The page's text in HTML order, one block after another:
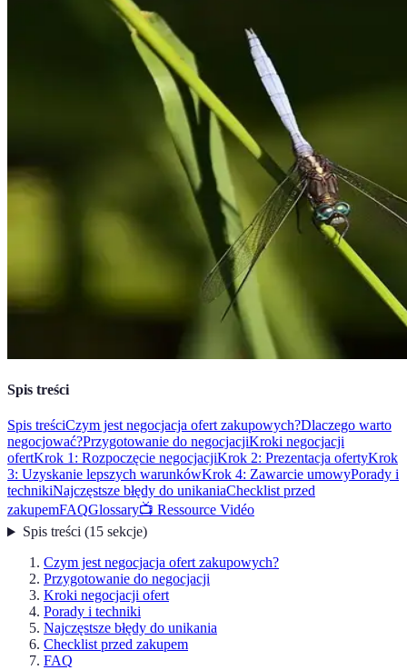
Spis treści
Spis treściCzym jest negocjacja ofert zakupowych?Dlaczego warto
negocjować?Przygotowanie do negocjacjiKroki negocjacji
ofertKrok 1: Rozpoczęcie negocjacjiKrok 2: Prezentacja ofertyKrok
3: Uzyskanie lepszych warunkówKrok 4: Zawarcie umowyPorady i
technikiNajczęstsze błędy do unikaniaChecklist przed
zakupemFAQGlossary📺 Ressource Vidéo
Spis treści(15 sekcje)
Czym jest negocjacja ofert zakupowych?
Przygotowanie do negocjacji
Kroki negocjacji ofert
Porady i techniki
Najczęstsze błędy do unikania
Checklist przed zakupem
FAQ